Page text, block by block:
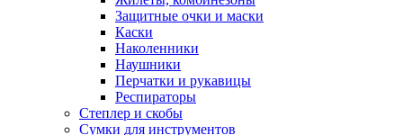
Защитные очки и маски
Каски
Наколенники
Наушники
Перчатки и рукавицы
Респираторы
Степлер и скобы
Сумки для инструментов